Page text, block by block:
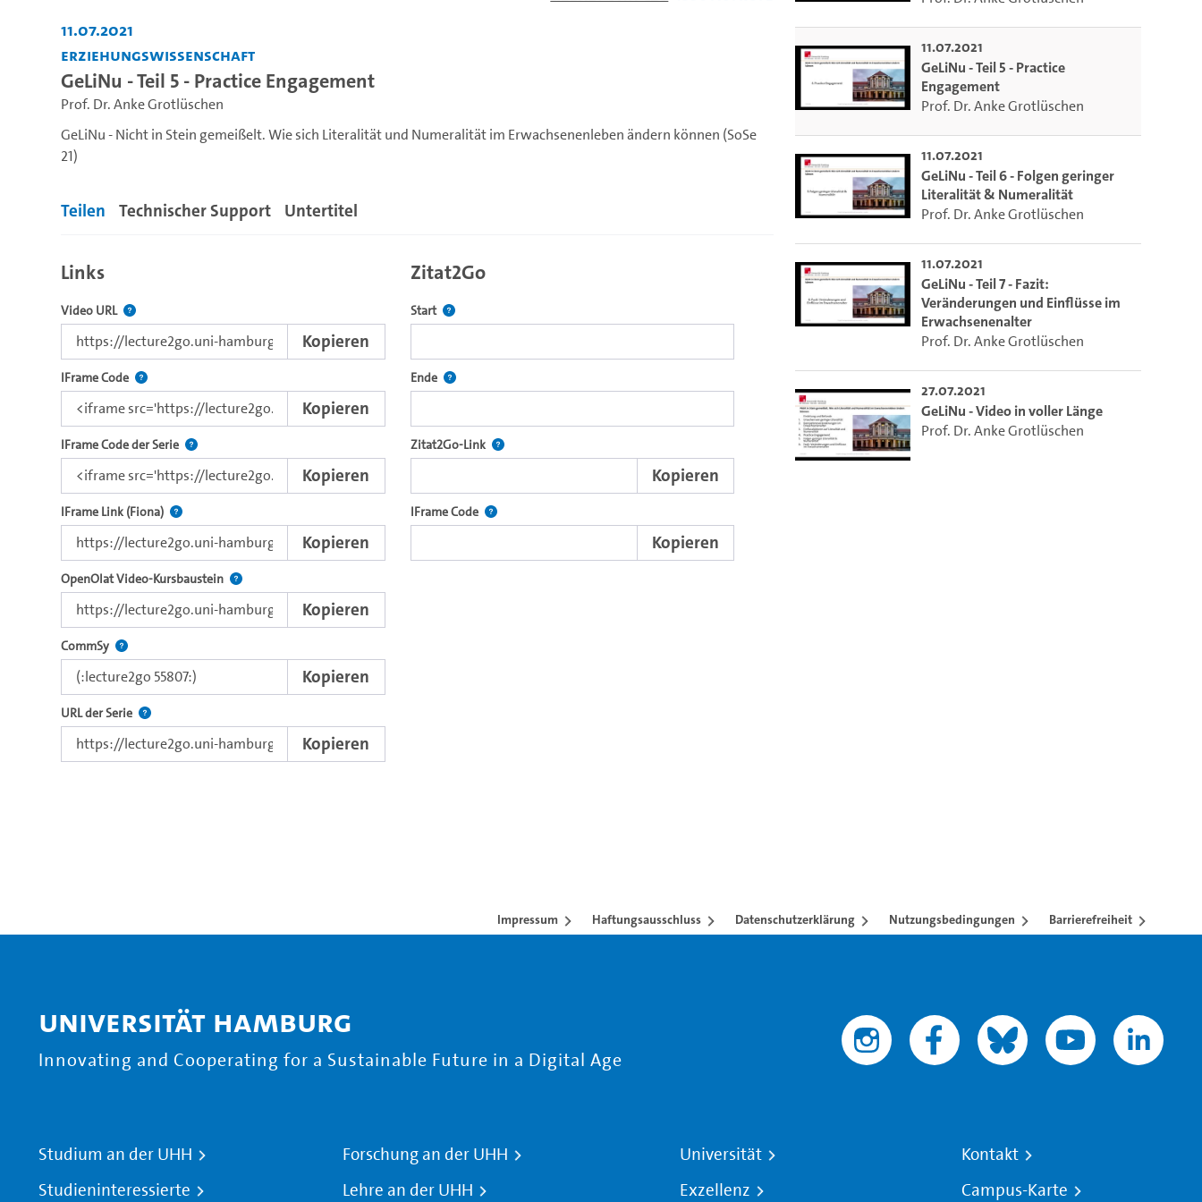
11.07.2021
Erziehungswissenschaft
GeLiNu - Teil 5 - Practice Engagement
Prof. Dr. Anke Grotlüschen
GeLiNu - Nicht in Stein gemeißelt. Wie sich Literalität und Numeralität im Erwachsenenleben ändern können (SoSe
21)
Teilen Technischer Support Untertitel
Links
Video URL Der Link zu diesem Video
Kopieren
IFrame Code Nutzen Sie diesen Code, um das Video mit dem Lecture2Go-Videoplayer einzubetten.
Kopieren
IFrame Code der Serie Nutzen Sie diesen Code, um das Video und die komplette Serie mit dem Lecture2Go-Videoplayer einzubetten.
Kopieren
IFrame Link (Fiona) Direkter IFrame-Link zur Weitergabe an externe Web-Applikationen.
Kopieren
OpenOlat Video-Kursbaustein Verwenden Sie diesen Link, um ein Video in den OpenOlat Video-Baustein einzubetten.
Kopieren
CommSy Nutzen Sie diesen Code, um das Video in CommSy einzubetten.
Kopieren
URL der Serie Der Link zur Serie.
Kopieren
Zitat2Go
Start Definiert den Startpunkt für Zitat2Go. Bitte in das Feld klicken, um die aktuelle Zeit auszuwählen.
Ende Definiert den Endpunkt für Zitat2Go. Bitte in das Feld klicken, um die aktuelle Zeit auszuwählen.
Zitat2Go-Link Nach der Auswahl eines Start- und Endpunktes verweist dieser Link auf den Ausschnitt des Videos.
Kopieren
IFrame Code Nutzen Sie diesen Code, um den Auschnitt des Videos mit dem Lecture2Go-Videoplayer einzubetten.
Kopieren
11.07.2021
GeLiNu - Teil 5 - Practice
Engagement
Prof. Dr. Anke Grotlüschen
11.07.2021
GeLiNu - Teil 6 - Folgen geringer
Literalität & Numeralität
Prof. Dr. Anke Grotlüschen
11.07.2021
GeLiNu - Teil 7 - Fazit:
Veränderungen und Einflüsse im
Erwachsenenalter
Prof. Dr. Anke Grotlüschen
27.07.2021
GeLiNu - Video in voller Länge
Prof. Dr. Anke Grotlüschen
Impressum Haftungsausschluss Datenschutzerklärung Nutzungsbedingungen Barrierefreiheit
Universität Hamburg
Innovating and Cooperating for a Sustainable Future in a Digital Age
Studium an der UHH
Studieninteressierte
Forschung an der UHH
Lehre an der UHH
Universität
Exzellenz
Kontakt
Campus-Karte